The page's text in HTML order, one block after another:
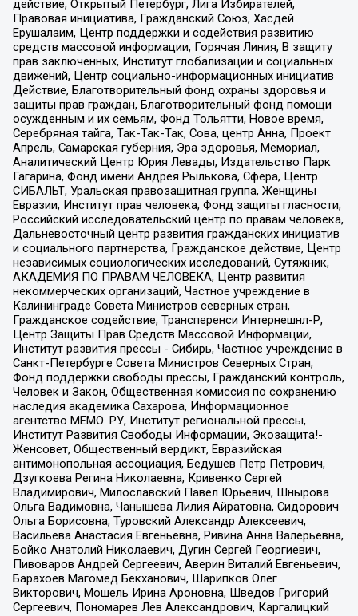
действие, Открытый Петербург, Лига Избирателей,
Правовая инициатива, Гражданский Союз, Хасдей
Ерушалаим, Центр поддержки и содействия развитию
средств массовой информации, Горячая Линия, В защиту
прав заключенных, Институт глобализации и социальных
движений, Центр социально-информационных инициатив
Действие, Благотворительный фонд охраны здоровья и
защиты прав граждан, Благотворительный фонд помощи
осужденным и их семьям, Фонд Тольятти, Новое время,
Серебряная тайга, Так-Так-Так, Сова, центр Анна, Проект
Апрель, Самарская губерния, Эра здоровья, Мемориал,
Аналитический Центр Юрия Левады, Издательство Парк
Гагарина, Фонд имени Андрея Рылькова, Сфера, Центр
СИБАЛЬТ, Уральская правозащитная группа, Женщины
Евразии, Институт прав человека, Фонд защиты гласности,
Российский исследовательский центр по правам человека,
Дальневосточный центр развития гражданских инициатив
и социального партнерства, Гражданское действие, Центр
независимых социологических исследований, Сутяжник,
АКАДЕМИЯ ПО ПРАВАМ ЧЕЛОВЕКА, Центр развития
некоммерческих организаций, Частное учреждение в
Калининграде Совета Министров северных стран,
Гражданское содействие, Трансперенси Интернешнл-Р,
Центр Защиты Прав Средств Массовой Информации,
Институт развития прессы - Сибирь, Частное учреждение в
Санкт-Петербурге Совета Министров Северных Стран,
Фонд поддержки свободы прессы, Гражданский контроль,
Человек и Закон, Общественная комиссия по сохранению
наследия академика Сахарова, Информационное
агентство МЕМО. РУ, Институт региональной прессы,
Институт Развития Свободы Информации, Экозащита!-
Женсовет, Общественный вердикт, Евразийская
антимонопольная ассоциация, Бедушев Петр Петрович,
Дзугкоева Регина Николаевна, Кривенко Сергей
Владимирович, Милославский Павел Юрьевич, Шнырова
Ольга Вадимовна, Чанышева Лилия Айратовна, Сидорович
Ольга Борисовна, Туровский Александр Алексеевич,
Васильева Анастасия Евгеньевна, Ривина Анна Валерьевна,
Бойко Анатолий Николаевич, Дугин Сергей Георгиевич,
Пивоваров Андрей Сергеевич, Аверин Виталий Евгеньевич,
Барахоев Магомед Бекханович, Шарипков Олег
Викторович, Мошель Ирина Ароновна, Шведов Григорий
Сергеевич, Пономарев Лев Александрович, Каргалицкий